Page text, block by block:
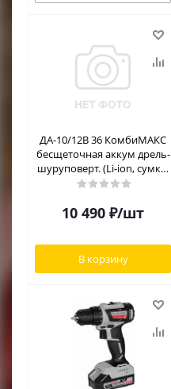
ДА-10/12В 36 КомбиМАКС
бесщеточная аккум дрель-
шуруповерт. (Li-ion, сумка,
2 аккум., 2Ач, 4 насадки)
10 490 ₽/шт
В корзину